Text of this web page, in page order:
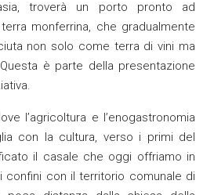
troverà un porto pronto ad
monferrina, che gradualmente
non solo come terra di vini ma
è parte della presentazione
l’agricoltura e l’enogastronomia
con la cultura, verso i primi del
il casale che oggi offriamo in
confini con il territorio comunale di